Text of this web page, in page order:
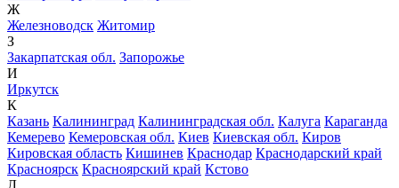
Ж
Железноводск Житомир
З
Закарпатская обл. Запорожье
И
Иркутск
К
Казань Калининград Калининградская обл. Калуга Караганда
Кемерево Кемеровская обл. Киев Киевская обл. Киров
Кировская область Кишинев Краснодар Краснодарский край
Красноярск Красноярский край Кстово
Л